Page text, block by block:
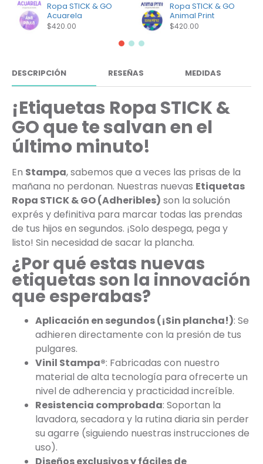
Ropa STICK & GO
Acuarela
$420.00
Ropa STICK & GO
Animal Print
$420.00
DESCRIPCIÓN RESEÑAS MEDIDAS
¡Etiquetas Ropa STICK &
GO que te salvan en el
último minuto!
En Stampa, sabemos que a veces las prisas de la
mañana no perdonan. Nuestras nuevas Etiquetas
Ropa STICK & GO (Adheribles) son la solución
exprés y definitiva para marcar todas las prendas
de tus hijos en segundos. ¡Solo despega, pega y
listo! Sin necesidad de sacar la plancha.
¿Por qué estas nuevas
etiquetas son la innovación
que esperabas?
Aplicación en segundos (¡Sin plancha!): Se
adhieren directamente con la presión de tus
pulgares.
Vinil Stampa®: Fabricadas con nuestro
material de alta tecnología para ofrecerte un
nivel de adherencia y practicidad increíble.
Resistencia comprobada: Soportan la
lavadora, secadora y la rutina diaria sin perder
su agarre (siguiendo nuestras instrucciones de
uso).